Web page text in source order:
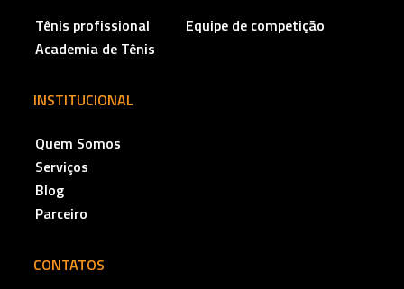
Tênis profissional
Equipe de competição
Academia de Tênis
INSTITUCIONAL
Quem Somos
Serviços
Blog
Parceiro
CONTATOS